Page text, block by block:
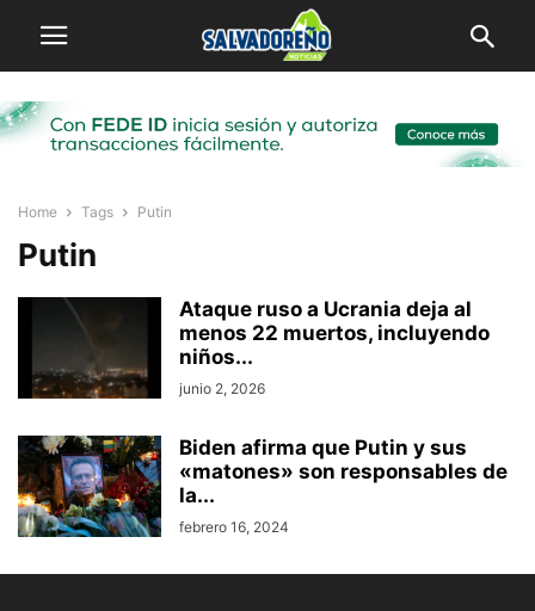
Home Tags Putin
Putin
Ataque ruso a Ucrania deja al
menos 22 muertos, incluyendo
niños...
junio 2, 2026
Biden afirma que Putin y sus
«matones» son responsables de
la...
febrero 16, 2024